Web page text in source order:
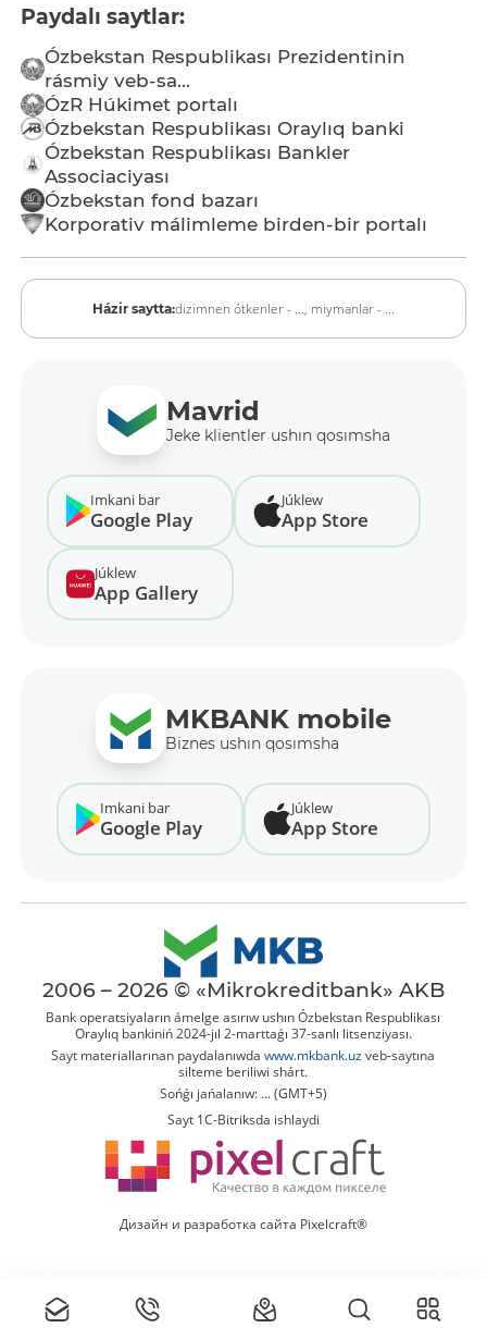
Paydalı saytlar:
Ózbekstan Respublikası Prezidentinin
rásmiy veb-sa...
ÓzR Húkimet portalı
Ózbekstan Respublikası Oraylıq banki
Ózbekstan Respublikası Bankler
Associaciyası
Ózbekstan fond bazarı
Korporativ málimleme birden-bir portalı
Házir saytta:dizimnen ótkenler - ..., miymanlar - ...
Mavrid
Jeke klientler ushın qosımsha
Imkani bar
Google Play
Júklew
App Store
Júklew
App Gallery
MKBANK mobile
Biznes ushın qosımsha
Imkani bar
Google Play
Júklew
App Store
2006 – 2026 © «Mikrokreditbank» AKB
Bank operatsiyaların ámelge asırıw ushın Ózbekstan Respublikası
Oraylıq bankiniń 2024-jıl 2-marttaǵı 37-sanlı litsenziyası.
Sayt materiallarınan paydalanıwdawww.mkbank.uz veb-saytına
silteme beriliwi shárt.
Sońǵı jańalanıw: ... (GMT+5)
Sayt 1C-Bitriksda ishlaydi
Дизайн и разработка сайта Pixelcraft®